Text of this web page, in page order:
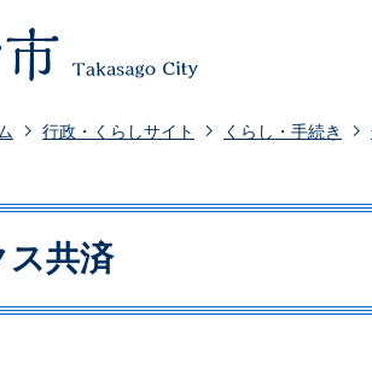
行政・くらしサイト くらし・手続き
ス共済